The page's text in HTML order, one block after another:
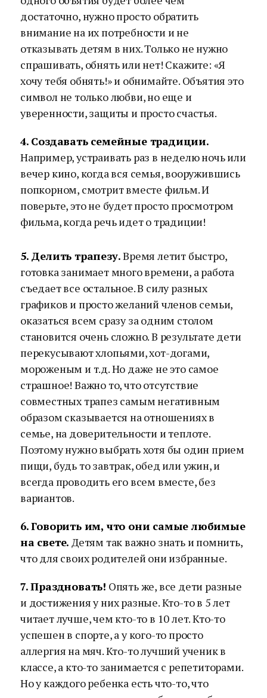
достаточно, нужно просто обратить
внимание на их потребности и не
отказывать детям в них. Только не нужно
спрашивать, обнять или нет! Скажите: «Я
хочу тебя обнять!» и обнимайте. Объятия это
символ не только любви, но еще и
уверенности, защиты и просто счастья.
4. Создавать семейные традиции.
Например, устраивать раз в неделю ночь или
вечер кино, когда вся семья, вооружившись
попкорном, смотрит вместе фильм. И
поверьте, это не будет просто просмотром
фильма, когда речь идет о традиции!
5. Делить трапезу.Время летит быстро,
готовка занимает много времени, а работа
съедает все остальное. В силу разных
графиков и просто желаний членов семьи,
оказаться всем сразу за одним столом
становится очень сложно. В результате дети
перекусывают хлопьями, хот-догами,
мороженым и т.д. Но даже не это самое
страшное! Важно то, что отсутствие
совместных трапез самым негативным
образом сказывается на отношениях в
семье, на доверительности и теплоте.
Поэтому нужно выбрать хотя бы один прием
пищи, будь то завтрак, обед или ужин, и
всегда проводить его всем вместе, без
вариантов.
6. Говорить им, что они самые любимые
на свете. Детям так важно знать и помнить,
что для своих родителей они избранные.
7. Праздновать! Опять же, все дети разные
и достижения у них разные. Кто-то в 5 лет
читает лучше, чем кто-то в 10 лет. Кто-то
успешен в спорте, а у кого-то просто
аллергия на мяч. Кто-то лучший ученик в
классе, а кто-то занимается с репетиторами.
Но у каждого ребенка есть что-то, что